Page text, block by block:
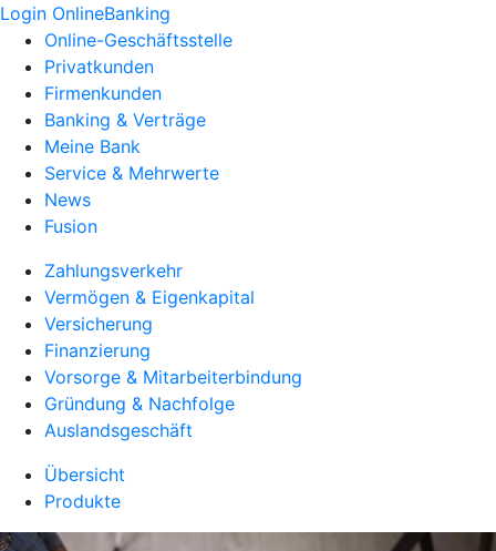
Login OnlineBanking
Online-Geschäftsstelle
Privatkunden
Firmenkunden
Banking & Verträge
Meine Bank
Service & Mehrwerte
News
Fusion
Zahlungsverkehr
Vermögen & Eigenkapital
Versicherung
Finanzierung
Vorsorge & Mitarbeiterbindung
Gründung & Nachfolge
Auslandsgeschäft
Übersicht
Produkte